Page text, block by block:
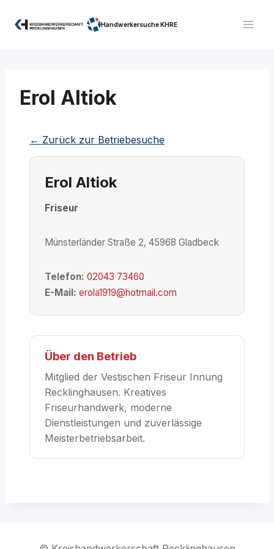
Inhalt
Handwerkersuche KHRE
Erol Altiok
← Zurück zur Betriebesuche
Erol Altiok
Friseur
Münsterländer Straße 2, 45968 Gladbeck
Telefon: 02043 73460
E-Mail: erola1919@hotmail.com
Über den Betrieb
Mitglied der Vestischen Friseur Innung
Recklinghausen. Kreatives
Friseurhandwerk, moderne
Dienstleistungen und zuverlässige
Meisterbetriebsarbeit.